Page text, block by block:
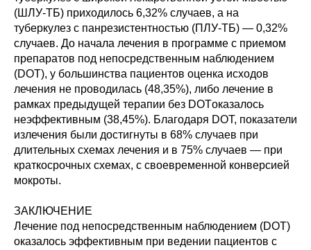
(ШЛУ-ТБ) приходилось 6,32% случаев, а на
туберкулез с панрезистентностью (ПЛУ-ТБ) — 0,32%
случаев. До начала лечения в программе с приемом
препаратов под непосредственным наблюдением
(DOT), у большинства пациентов оценка исходов
лечения не проводилась (48,35%), либо лечение в
рамках предыдущей терапии без DOTоказалось
неэффективным (38,45%). Благодаря DOT, показатели
излечения были достигнуты в 68% случаев при
длительных схемах лечения и в 75% случаев — при
краткосрочных схемах, с своевременной конверсией
мокроты.
ЗАКЛЮЧЕНИЕ
Лечение под непосредственным наблюдением (DOT)
оказалось эффективным при ведении пациентов с